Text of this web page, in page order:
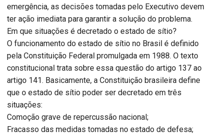
emergência, as decisões tomadas pelo Executivo devem
ter ação imediata para garantir a solução do problema.
Em que situações é decretado o estado de sítio?
O funcionamento do estado de sítio no Brasil é definido
pela Constituição Federal promulgada em 1988. O texto
constitucional trata sobre essa questão do artigo 137 ao
artigo 141. Basicamente, a Constituição brasileira define
que o estado de sítio poder ser decretado em três
situações:
Comoção grave de repercussão nacional;
Fracasso das medidas tomadas no estado de defesa;